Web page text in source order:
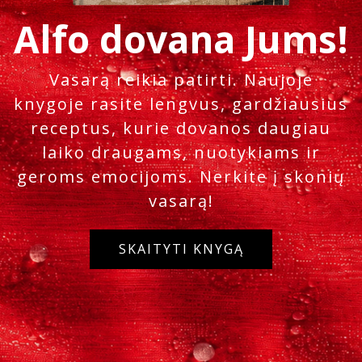
Alfo dovana Jums!
Vasarą reikia patirti. Naujoje
knygoje rasite lengvus, gardžiausius
receptus, kurie dovanos daugiau
laiko draugams, nuotykiams ir
geroms emocijoms. Nerkite į skonių
vasarą!
SKAITYTI KNYGĄ